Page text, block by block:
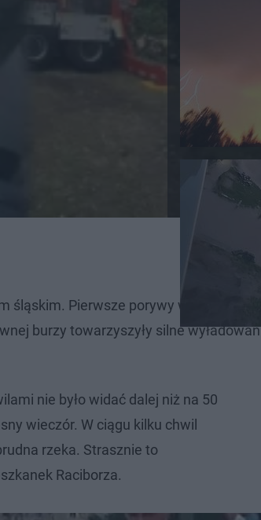
Pierwsze porywy wiatru
burzy towarzyszyły silne
nie było widać dalej niż na 50
wieczór. W ciągu kilku chwil
rzeka. Strasznie to
Raciborza.